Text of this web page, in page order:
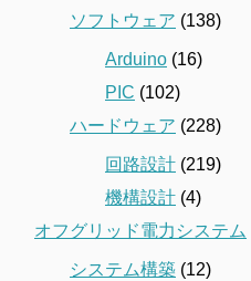
ソフトウェア (138)
Arduino (16)
PIC (102)
ハードウェア (228)
回路設計 (219)
機構設計 (4)
オフグリッド電力システム
システム構築 (12)